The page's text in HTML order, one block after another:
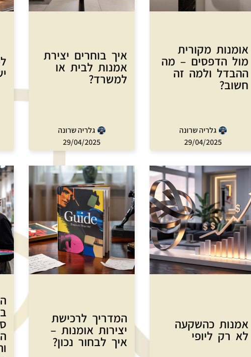
אומנות מקורית
מול הדפסים – מה
ההבדל ולמה זה
חשוב?
גלריה שרונה
29/04/2025
איך בוחרים יצירת
אמנות לבית או
למשרד?
גלריה שרונה
29/04/2025
אמנות כהשקעה
לא רק ליופי
המדריך לרכישת
יצירות אומנות –
איך לבחור נכון?